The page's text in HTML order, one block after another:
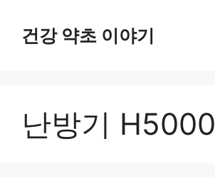
건강 약초 이야기
난방기 H5000